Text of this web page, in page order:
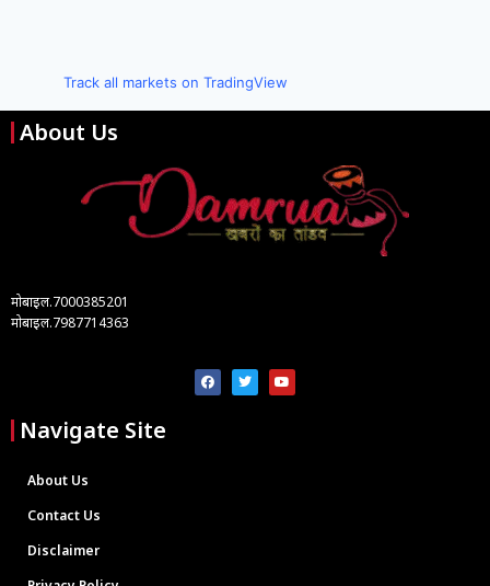
Track all markets on TradingView
About Us
मोबाइल.7000385201
मोबाइल.7987714363
Navigate Site
About Us
Contact Us
Disclaimer